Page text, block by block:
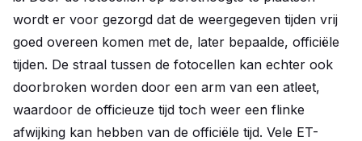
wordt er voor gezorgd dat de weergegeven tijden vrij
goed overeen komen met de, later bepaalde, officiële
tijden. De straal tussen de fotocellen kan echter ook
doorbroken worden door een arm van een atleet,
waardoor de officieuze tijd toch weer een flinke
afwijking kan hebben van de officiële tijd. Vele ET-